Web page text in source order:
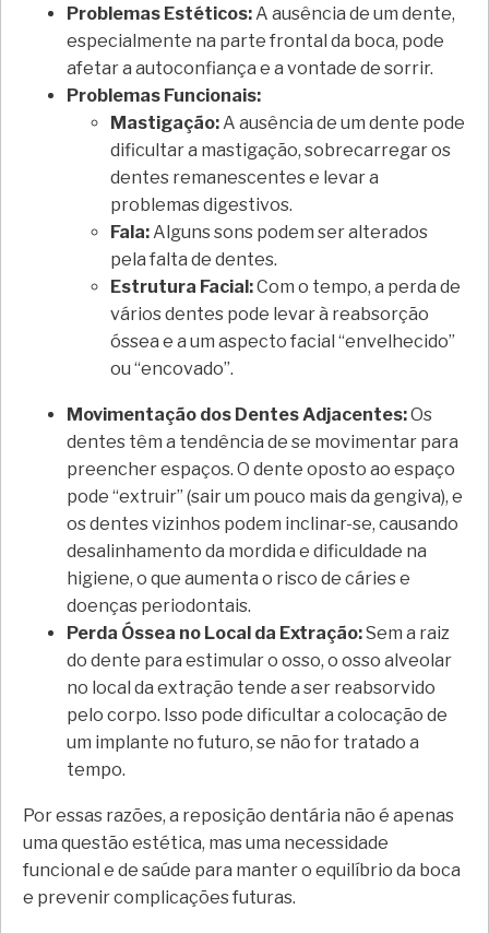
Problemas Estéticos:A ausência de um dente,
especialmente na parte frontal da boca, pode
afetar a autoconfiança e a vontade de sorrir.
Problemas Funcionais:
Mastigação:A ausência de um dente pode
dificultar a mastigação, sobrecarregar os
dentes remanescentes e levar a
problemas digestivos.
Fala:Alguns sons podem ser alterados
pela falta de dentes.
Estrutura Facial:Com o tempo, a perda de
vários dentes pode levar à reabsorção
óssea e a um aspecto facial “envelhecido”
ou “encovado”.
Movimentação dos Dentes Adjacentes:Os
dentes têm a tendência de se movimentar para
preencher espaços. O dente oposto ao espaço
pode “extruir” (sair um pouco mais da gengiva), e
os dentes vizinhos podem inclinar-se, causando
desalinhamento da mordida e dificuldade na
higiene, o que aumenta o risco de cáries e
doenças periodontais.
Perda Óssea no Local da Extração:Sem a raiz
do dente para estimular o osso, o osso alveolar
no local da extração tende a ser reabsorvido
pelo corpo. Isso pode dificultar a colocação de
um implante no futuro, se não for tratado a
tempo.
Por essas razões, a reposição dentária não é apenas
uma questão estética, mas uma necessidade
funcional e de saúde para manter o equilíbrio da boca
e prevenir complicações futuras.